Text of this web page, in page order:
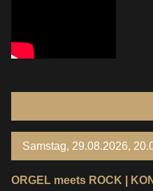
Samstag, 29.08.2026,
ORGEL meets ROCK |